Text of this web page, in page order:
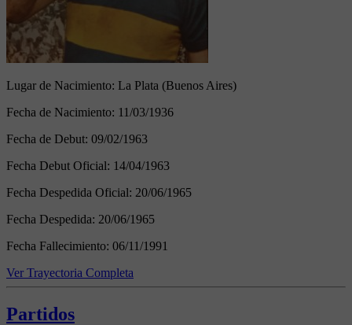
Lugar de Nacimiento: La Plata (Buenos Aires)
Fecha de Nacimiento: 11/03/1936
Fecha de Debut: 09/02/1963
Fecha Debut Oficial: 14/04/1963
Fecha Despedida Oficial: 20/06/1965
Fecha Despedida: 20/06/1965
Fecha Fallecimiento: 06/11/1991
Ver Trayectoria Completa
Partidos